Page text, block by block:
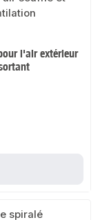
l'air extérieur